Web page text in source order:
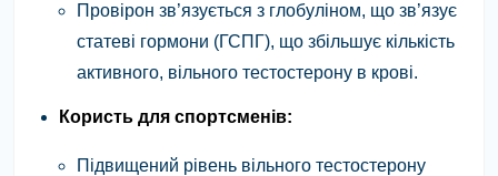
Провірон зв’язується з глобуліном, що зв’язує
статеві гормони (ГСПГ), що збільшує кількість
активного, вільного тестостерону в крові.
Користь для спортсменів:
Підвищений рівень вільного тестостерону